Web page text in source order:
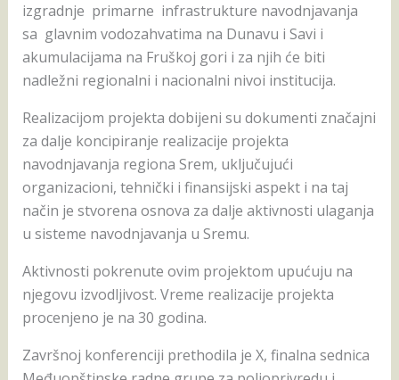
izgradnje primarne infrastrukture navodnjavanja
sa glavnim vodozahvatima na Dunavu i Savi i
akumulacijama na Fruškoj gori i za njih će biti
nadležni regionalni i nacionalni nivoi institucija.
Realizacijom projekta dobijeni su dokumenti značajni
za dalje koncipiranje realizacije projekta
navodnjavanja regiona Srem, uključujući
organizacioni, tehnički i finansijski aspekt i na taj
način je stvorena osnova za dalje aktivnosti ulaganja
u sisteme navodnjavanja u Sremu.
Aktivnosti pokrenute ovim projektom upućuju na
njegovu izvodljivost. Vreme realizacije projekta
procenjeno je na 30 godina.
Završnoj konferenciji prethodila je X, finalna sednica